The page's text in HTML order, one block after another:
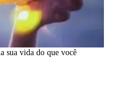
sua vida do que você